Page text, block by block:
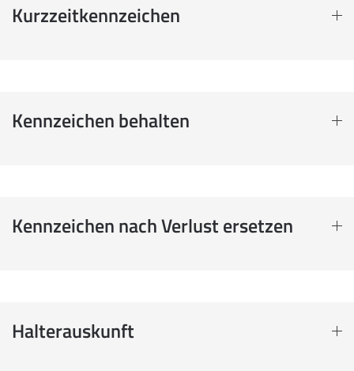
Kurzzeitkennzeichen
Kennzeichen behalten
Kennzeichen nach Verlust ersetzen
Halterauskunft